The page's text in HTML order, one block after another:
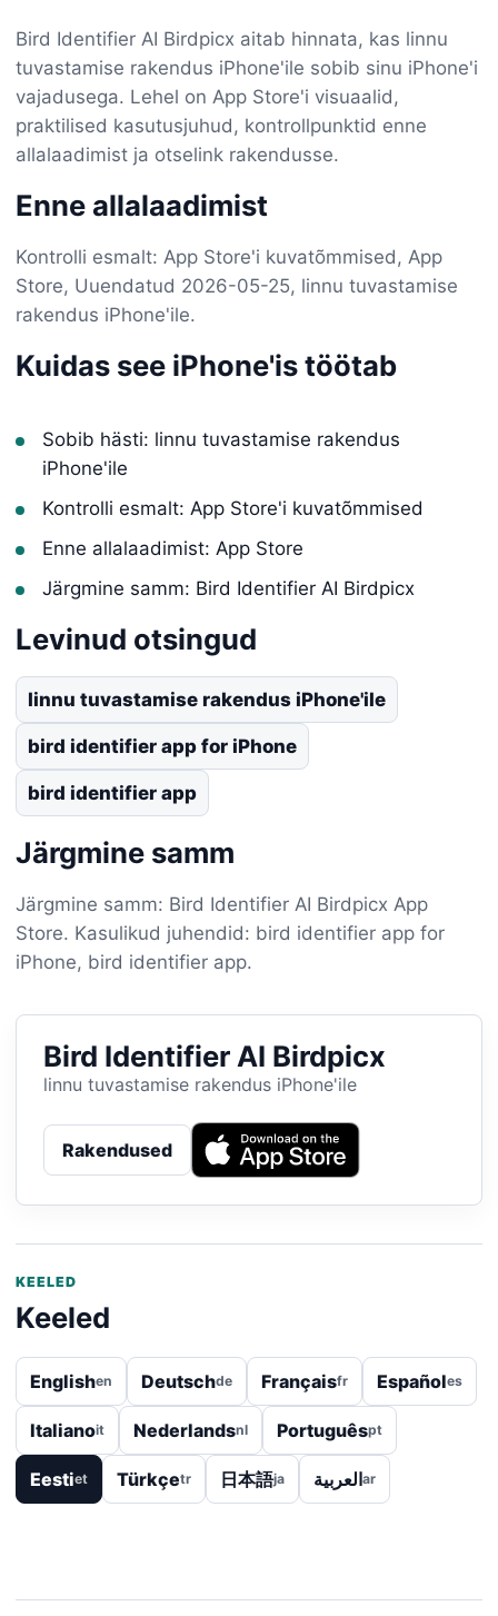
Bird Identifier AI Birdpicx aitab hinnata, kas linnu
tuvastamise rakendus iPhone'ile sobib sinu iPhone'i
vajadusega. Lehel on App Store'i visuaalid,
praktilised kasutusjuhud, kontrollpunktid enne
allalaadimist ja otselink rakendusse.
Enne allalaadimist
Kontrolli esmalt: App Store'i kuvatõmmised, App
Store, Uuendatud 2026-05-25, linnu tuvastamise
rakendus iPhone'ile.
Kuidas see iPhone'is töötab
Sobib hästi: linnu tuvastamise rakendus
iPhone'ile
Kontrolli esmalt: App Store'i kuvatõmmised
Enne allalaadimist: App Store
Järgmine samm: Bird Identifier AI Birdpicx
Levinud otsingud
linnu tuvastamise rakendus iPhone'ile
bird identifier app for iPhone
bird identifier app
Järgmine samm
Järgmine samm: Bird Identifier AI Birdpicx App
Store. Kasulikud juhendid: bird identifier app for
iPhone, bird identifier app.
Bird Identifier AI Birdpicx
linnu tuvastamise rakendus iPhone'ile
Rakendused
KEELED
Keeled
Englishen Deutschde Françaisfr Españoles
Italianoit Nederlandsnl Portuguêspt
Eestiet Türkçetr 日本語ja العربيةar